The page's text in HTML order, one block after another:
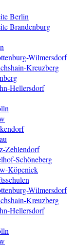
Berlin
Brandenburg
Wilmersdorf
Kreuzberg
Hellersdorf
Zehlendorf
Schöneberg
Köpenick
Wilmersdorf
Kreuzberg
Hellersdorf